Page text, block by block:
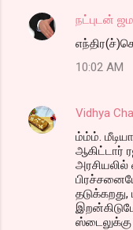
e
நட்புடன்
10:02 AM
Vidhya
ம்ம்ம்.
ஆகிட்டார்